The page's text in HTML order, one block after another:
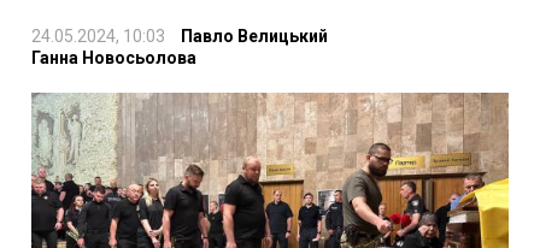
24.05.2024, 10:03
Павло Велицький
Ганна Новосьолова